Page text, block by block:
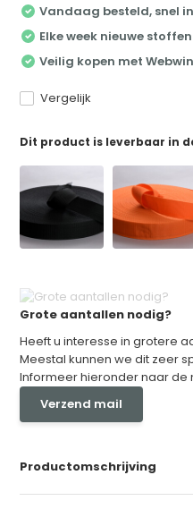
Vandaag besteld, snel
Elke week nieuwe stoffen
Veilig kopen met
Vergelijk
Dit product is leverbaar in
Grote aantallen nodig?
Heeft u interesse in grotere
Meestal kunnen we dit zeer
Informeer hieronder naar de
Verzend mail
Productomschrijving